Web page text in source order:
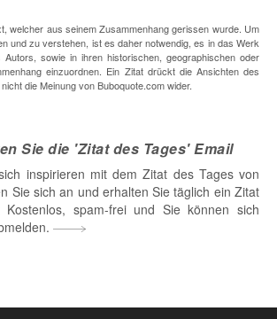
welcher aus seinem Zusammenhang gerissen wurde. Um
und zu verstehen, ist es daher notwendig, es in das Werk
sowie in ihren historischen, geographischen oder
einzuordnen. Ein Zitat drückt die Ansichten des
die Meinung von Buboquote.com wider.
Sie die 'Zitat des Tages' Email
inspirieren mit dem Zitat des Tages von
Sie sich an und erhalten Sie täglich ein Zitat
spam-frei und Sie können sich